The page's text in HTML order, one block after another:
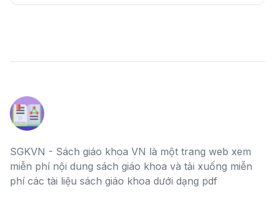
SGKVN - Sách giáo khoa VN là một trang web xem
miễn phí nội dung sách giáo khoa và tải xuống miễn
phí các tài liệu sách giáo khoa dưới dạng pdf